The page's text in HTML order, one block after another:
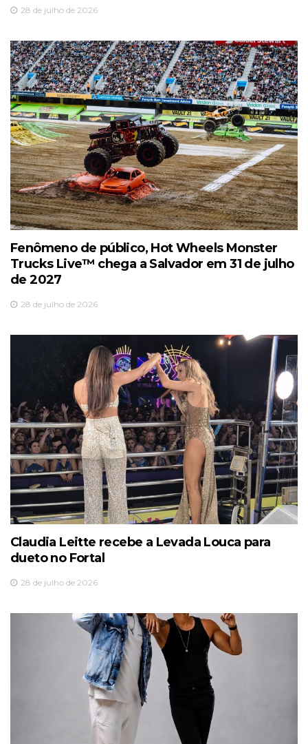
28 de julho de 2026
Fenômeno de público, Hot Wheels Monster
Trucks Live™️ chega a Salvador em 31 de julho
de 2027
28 de julho de 2026
Claudia Leitte recebe a Levada Louca para
dueto no Fortal
28 de julho de 2026